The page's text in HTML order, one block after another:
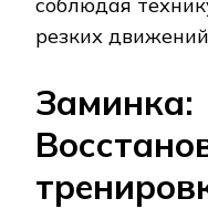
резких
Заминка: